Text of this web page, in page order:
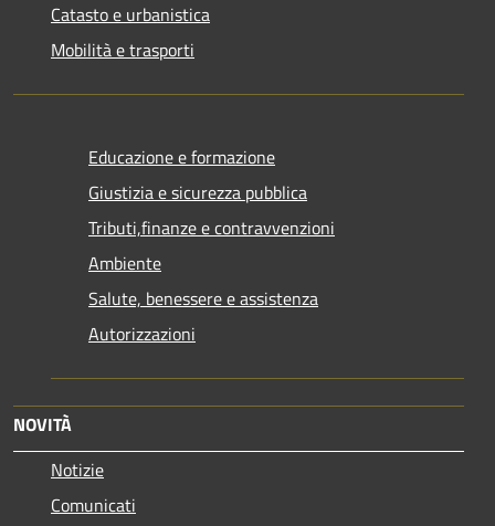
Catasto e urbanistica
Mobilità e trasporti
Educazione e formazione
Giustizia e sicurezza pubblica
Tributi,finanze e contravvenzioni
Ambiente
Salute, benessere e assistenza
Autorizzazioni
NOVITÀ
Notizie
Comunicati